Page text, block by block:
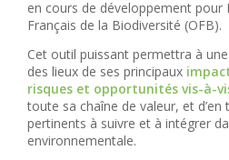
en cours de développement pour
Français de la Biodiversité (OFB).
Cet outil puissant permettra à
des lieux de ses principaux
risques et opportunités vis-à-
toute sa chaîne de valeur, et d’en
pertinents à suivre et à intégrer
environnementale.